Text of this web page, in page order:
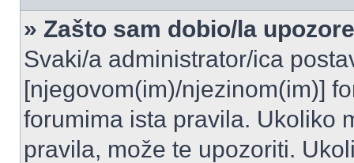
» Zašto sam dobio/la
Svaki/a administrator/ica
[njegovom(im)/njezinom(im)]
forumima ista pravila. Ukoliko
pravila, može te upozoriti.